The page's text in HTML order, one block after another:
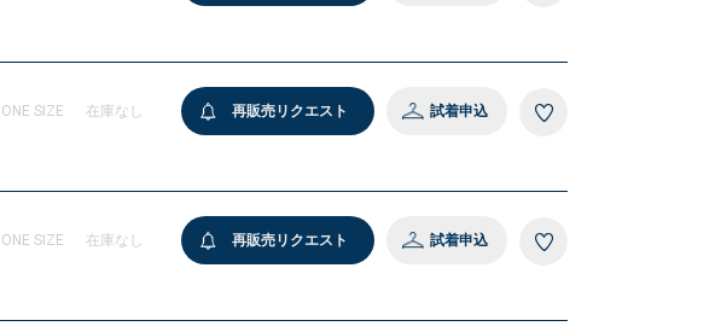
ONE SIZE 在庫なし 再販売リクエスト 試着申込
ONE SIZE 在庫なし 再販売リクエスト 試着申込